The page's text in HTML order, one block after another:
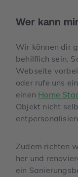
Wer kann
Wir können dir
behilflich sein.
Webseite
oder rufe uns
einen Home
Objekt nicht
Zudem richten
her und
ein